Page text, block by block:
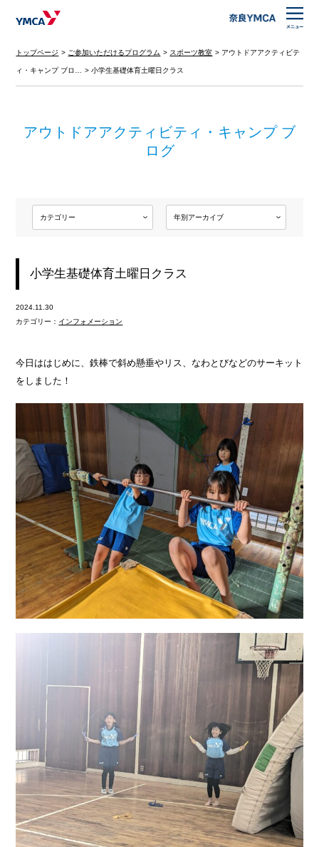
トップページ ご参加いただけるプログラム スポーツ教室 アウトドアアクティビテ
ィ・キャンプ ブロ… 小学生基礎体育土曜日クラス
アウトドアアクティビティ・キャンプ ブ
ログ
小学生基礎体育土曜日クラス
2024.11.30
カテゴリー： インフォメーション
今日ははじめに、鉄棒で斜め懸垂やリス、なわとびなどのサーキット
をしました！